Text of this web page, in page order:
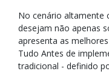
No cenário altamente
desejam não apenas
apresenta as
Tudo Antes de
tradicional - definido